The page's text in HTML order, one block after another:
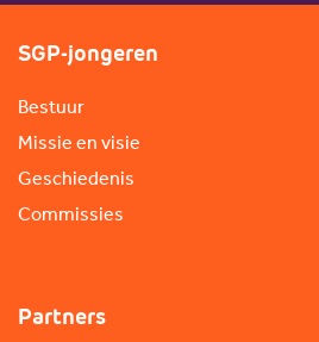
SGP-jongeren
Bestuur
Missie en visie
Geschiedenis
Commissies
Partners